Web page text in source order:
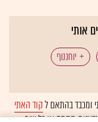
אותי
יוחננוף
ומכבד בהתאם לקוד האתי